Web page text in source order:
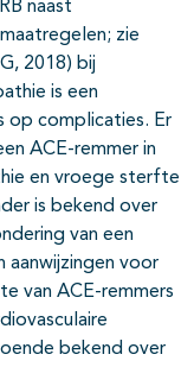
naast
zie
2018) bij
is een
op complicaties. Er
ACE-remmer in
en vroege sterfte
is bekend over
van een
aanwijzingen voor
van ACE-remmers
bekend over